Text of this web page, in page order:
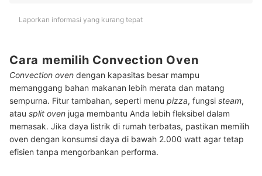
Laporkan informasi yang kurang tepat
Cara memilih Convection Oven
Convection oven dengan kapasitas besar mampu
memanggang bahan makanan lebih merata dan matang
sempurna. Fitur tambahan, seperti menu pizza, fungsi steam,
atau split oven juga membantu Anda lebih fleksibel dalam
memasak. Jika daya listrik di rumah terbatas, pastikan memilih
oven dengan konsumsi daya di bawah 2.000 watt agar tetap
efisien tanpa mengorbankan performa.